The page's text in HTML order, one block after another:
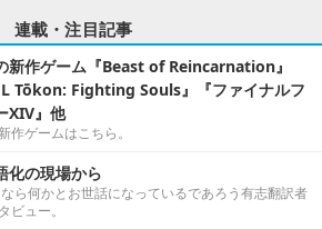
連載・注目記事
新作ゲーム『Beast of Reincarnation』
Tōkon: Fighting Souls』『ファイナルフ
XIV』他
作ゲームはこちら。
化の現場から
ら何かとお世話になっているであろう有志翻訳者
ビュー。